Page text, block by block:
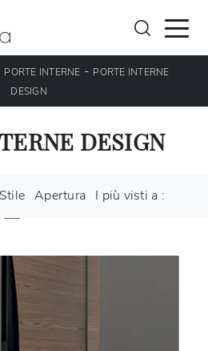
PORTE INTERNE - PORTE INTERNE
DESIGN
DESIGN
Stile Apertura I più visti a :